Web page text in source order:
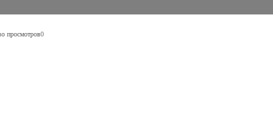
просмотров0